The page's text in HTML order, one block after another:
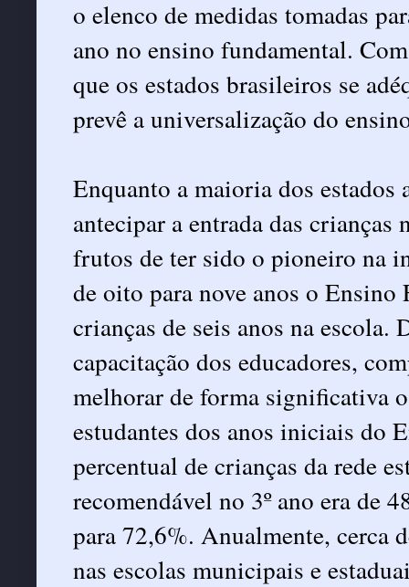
o elenco de medidas tomadas
ano no ensino fundamental.
que os estados brasileiros se
prevê a universalização do
Enquanto a maioria dos estados
antecipar a entrada das
frutos de ter sido o pioneiro na
de oito para nove anos o Ensino
crianças de seis anos na
capacitação dos educadores,
melhorar de forma significativa
estudantes dos anos iniciais do
percentual de crianças da rede
recomendável no 3º ano era de
para 72,6%. Anualmente, cerca
nas escolas municipais e